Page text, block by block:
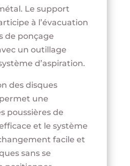
Le support
à l’évacuation
de ponçage
un outillage
d’aspiration.
des disques
une
poussières de
et le système
facile et
sans se